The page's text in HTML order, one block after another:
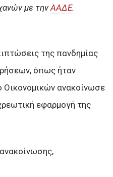
με τηνΑΑΔΕ.
της πανδημίας
όπως ήταν
Οικονομικών ανακοίνωσε
εφαρμογή της